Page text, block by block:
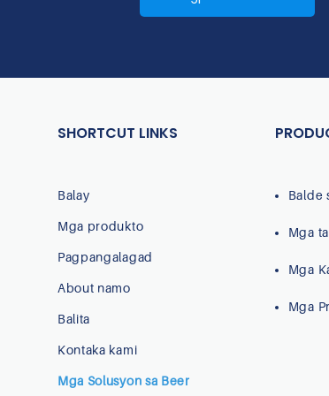
SHORTCUT LINKS
Balay
Mga produkto
Pagpangalagad
About namo
Balita
Kontaka kami
Mga Solusyon sa Beer
Balde
Mga
Mga
Mga